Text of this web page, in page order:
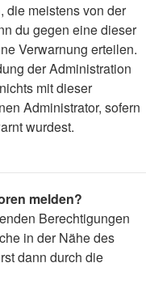
die meistens von der
du gegen eine dieser
Verwarnung erteilen.
der Administration
mit dieser
Administrator, sofern
wurdest.
melden?
Berechtigungen
in der Nähe des
dann durch die